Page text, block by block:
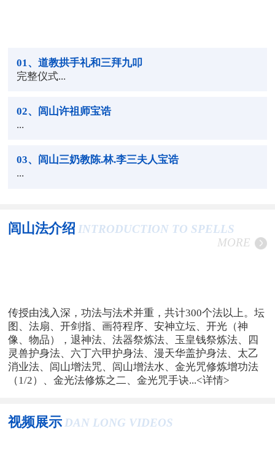
01 、道教拱手礼和三拜九叩
完整仪式...
02、闾山许祖师宝诰
...
03、闾山三奶教陈.林.李三夫人宝诰
...
闾山法介绍 INTRODUCTION TO SPELLS
MORE
传授由浅入深，功法与法术并重，共计300个法以上。坛
图、法扇、开剑指、画符程序、安神立坛、开光（神
像、物品），退神法、法器祭炼法、玉皇钱祭炼法、四
灵兽护身法、六丁六甲护身法、漫天华盖护身法、太乙
消业法、闾山增法咒、闾山增法水、金光咒修炼增功法
（1/2）、金光法修炼之二、金光咒手诀...<详情>
视频展示 DAN LONG VIDEOS